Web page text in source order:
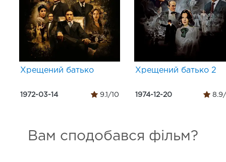
Хрещений батько
1972-03-14 9.1/10
Хрещений батько 2
1974-12-20 8.9/
Вам сподобався фільм?